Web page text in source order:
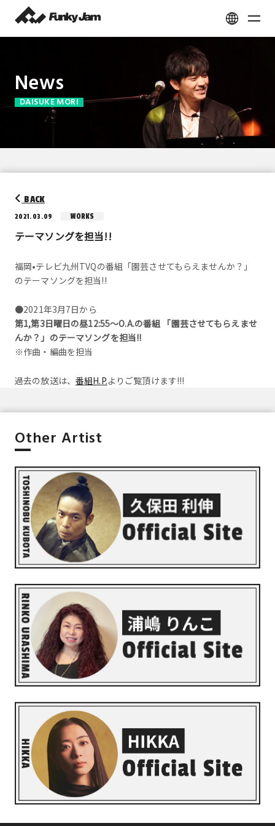
News
DAISUKE MORI
BACK
2021.03.09 WORKS
テーマソングを担当!!
福岡•テレビ九州TVQの番組「園芸させてもらえませんか？」
のテーマソングを担当!!
●2021年3月7日から
第1,第3日曜日の昼12:55〜O.A.の番組 「園芸させてもらえませ
んか？」のテーマソングを担当!!
※作曲・編曲を担当
過去の放送は、 番組H.P.よりご覧頂けます!!!
Other Artist